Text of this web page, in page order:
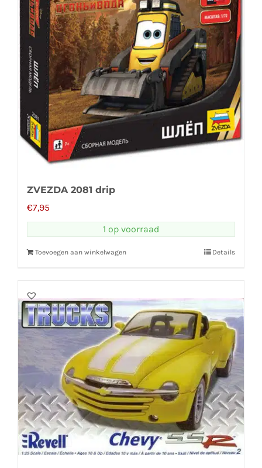
ZVEZDA 2081 drip
€7,95
1 op voorraad
Toevoegen aan winkelwagen Details